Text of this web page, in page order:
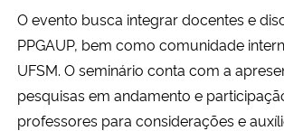
Ministério da Mulher, da Família e dos Direitos
Secretaria-Geral
Secretaria de Governo
O evento busca integrar docentes e
PPGAUP, bem como comunidade
UFSM. O seminário conta com a
pesquisas em andamento e
professores para considerações e